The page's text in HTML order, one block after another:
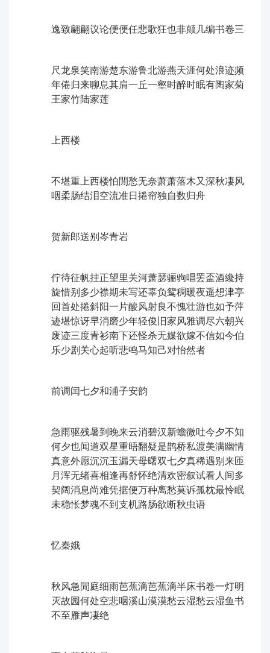
逸致翩翩议论便便任悲歌狂也非颠几编书卷三
尺龙泉笑南游楚东游鲁北游燕ㅤ天涯何处浪迹频
年倦归来聊息其肩一丘一壑时醉时眠有陶家菊
王家竹陆家莲
上西楼
不堪重上西楼怕閒愁无奈萧萧落木又深秋ㅤ凄风
咽柔肠结泪空流准日捲帘独自数归舟
贺新郎ㅤ送别岑青岩
佇待征帆挂正望里关河萧瑟骊驹唱罢盃酒纔持
旋惜别多少襟期未写还辜负鸳稠暖夜遥想津亭
回首处捲斜阳一片酸风射良不愧壮游也ㅤ如予萍
迹堪惊讶早消磨少年轻俊旧家风雅调尽六朝兴
废迹三度青衫南下还怪杀无媒欲嫁不信如今伯
乐少剧关心起听悲鸣马知己对怡然者
前调ㅤ闰七夕和浦子安韵
急雨驱残暑到晚来云消碧汉新蟾微吐今夕不知
何夕也闻道双星重晤翻疑是鹊桥私渡美满幽情
真意外愿沉沉玉漏天母曙双七夕真稀遇ㅤ别来匝
月浑无绪喜相逢再舒怀绝清欢密叙试看人间多
契阔消息尚难凭据便万种离愁莫诉孤枕最怜眠
未稳怅梦魂不到支机路肠欲断秋虫语
忆秦娥
秋风急閒庭细雨芭蕉滴芭蕉滴半床书卷一灯明
灭ㅤ故园何处空悲咽溪山漠漠愁云湿愁云湿鱼书
不至雁声凄绝